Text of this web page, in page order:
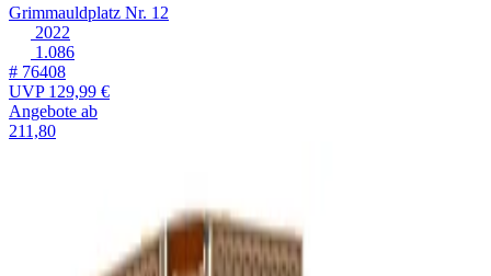
Grimmauldplatz Nr. 12
2022
1.086
# 76408
UVP129,99 €
Angebote ab
211,80